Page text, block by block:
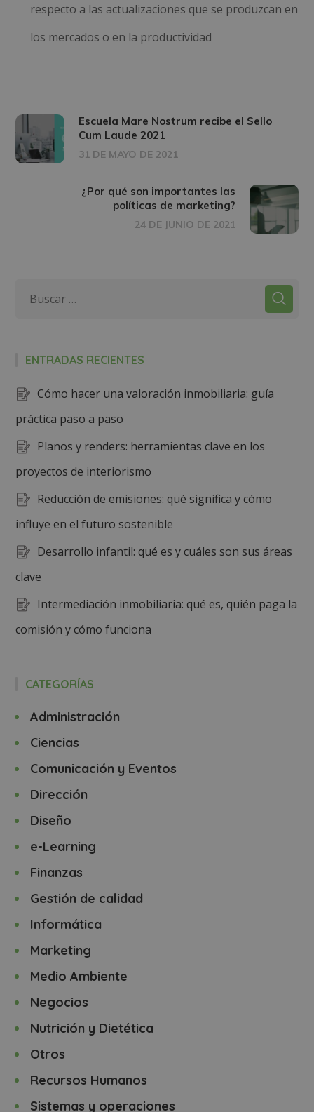
respecto a las actualizaciones que se produzcan en
los mercados o en la productividad
Escuela Mare Nostrum recibe el Sello
Cum Laude 2021
31 DE MAYO DE 2021
¿Por qué son importantes las
políticas de marketing?
24 DE JUNIO DE 2021
ENTRADAS RECIENTES
Cómo hacer una valoración inmobiliaria: guía
práctica paso a paso
Planos y renders: herramientas clave en los
proyectos de interiorismo
Reducción de emisiones: qué significa y cómo
influye en el futuro sostenible
Desarrollo infantil: qué es y cuáles son sus áreas
clave
Intermediación inmobiliaria: qué es, quién paga la
comisión y cómo funciona
CATEGORÍAS
Administración
Ciencias
Comunicación y Eventos
Dirección
Diseño
e-Learning
Finanzas
Gestión de calidad
Informática
Marketing
Medio Ambiente
Negocios
Nutrición y Dietética
Otros
Recursos Humanos
Sistemas y operaciones